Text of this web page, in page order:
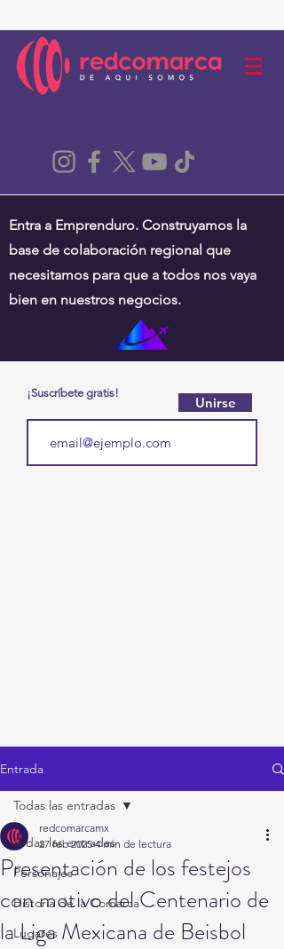
Entra a Emprenduro. Construyamos la
base de colaboración regional que
necesitamos para que a todos nos vaya
bien en nuestros negocios.
¡Suscríbete gratis!
Unirse
Entrada
Todas las entradas
Personajes
Historia de la Comarca
Lugares
Todas las entradas
Presentación de los festejos
con motivo del Centenario de
la Liga Mexicana de Beisbol
redcomarcamx
27 feb 2025 4 min de lectura